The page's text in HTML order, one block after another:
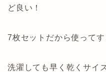
ど良い！
7枚セットだから使ってす
洗濯しても早く乾くサイ